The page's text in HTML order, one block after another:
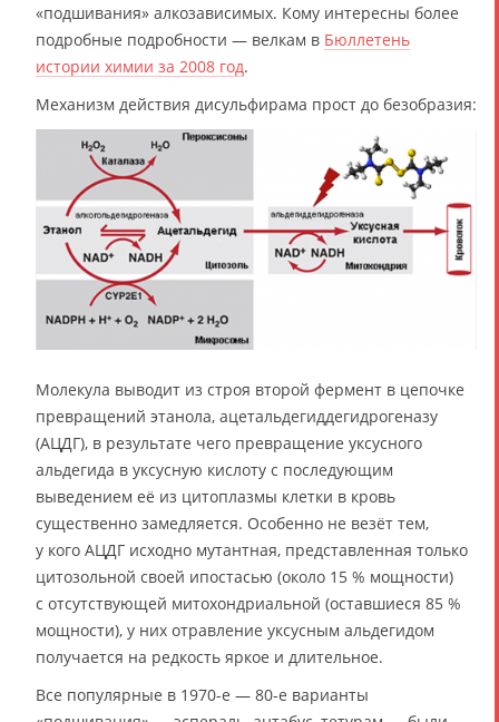
«подшивания» алкозависимых. Кому интересны более
подробные подробности — велкам в Бюллетень
истории химии за 2008 год.
Механизм действия дисульфирама прост до безобразия:
Молекула выводит из строя второй фермент в цепочке
превращений этанола, ацетальдегиддегидрогеназу
(АЦДГ), в результате чего превращение уксусного
альдегида в уксусную кислоту с последующим
выведением её из цитоплазмы клетки в кровь
существенно замедляется. Особенно не везёт тем,
у кого АЦДГ исходно мутантная, представленная только
цитозольной своей ипостасью (около 15 % мощности)
с отсутствующей митохондриальной (оставшиеся 85 %
мощности), у них отравление уксусным альдегидом
получается на редкость яркое и длительное.
Все популярные в 1970-е — 80-е варианты